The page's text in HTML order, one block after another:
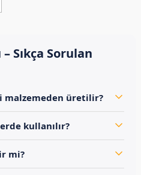
Sıkça Sorulan
malzemeden üretilir?
kullanılır?
mi?